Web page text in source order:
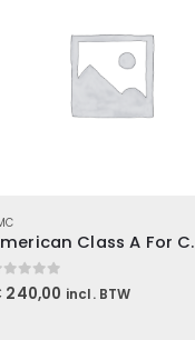
of 5
240,00 incl. BTW